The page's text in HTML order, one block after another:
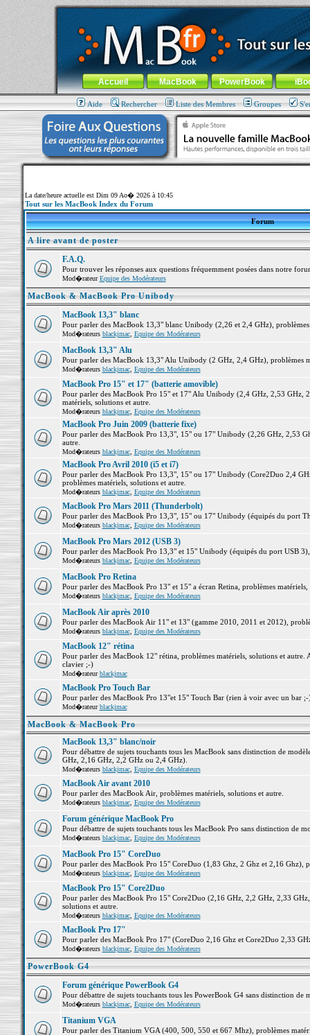
MacBook-fr.com : 100% Apple... 100% nomade !
Aller au contenu-Aller au menu général-Aller au menu de
Menu général
Accueil MacBook PowerBook
Aide Rechercher Liste des Membres Groupes
La date/heure actuelle est Dim 09 Ao� 2026 à 10:45
Tout sur les MacBook Index du Forum
Forum
A lire avant de poster
F.A.Q.
Pour trouver les réponses aux questions fréquemment posées dans notre
Mod�rateurEquipe des Modérateurs
MacBook & MacBook Pro Unibody
MacBook 13,3" blanc
Pour parler des MacBook 13,3" blanc Unibody (2,26 et 2,4 GHz),
Mod�rateurs blackjmac, Equipe des Modérateurs
MacBook 13,3" Alu
Pour parler des MacBook 13,3" Alu Unibody (2 GHz, 2,4 GHz), problèmes
Mod�rateurs blackjmac, Equipe des Modérateurs
MacBook Pro 15" et 17" (batterie amovible)
Pour parler des MacBook Pro 15" et 17" Alu Unibody (2,4 GHz, 2,53 GHz,
matériels, solutions et autre.
Mod�rateurs blackjmac, Equipe des Modérateurs
MacBook Pro Juin 2009 (batterie fixe)
Pour parler des MacBook Pro 13,3", 15" ou 17" Unibody (2,26 GHz, 2,53
autre.
Mod�rateurs blackjmac, Equipe des Modérateurs
MacBook Pro Avril 2010 (i5 et i7)
Pour parler des MacBook Pro 13,3", 15" ou 17" Unibody (Core2Duo 2,4
problèmes matériels, solutions et autre.
Mod�rateurs blackjmac, Equipe des Modérateurs
MacBook Pro Mars 2011 (Thunderbolt)
Pour parler des MacBook Pro 13,3", 15" ou 17" Unibody (équipés du port
Mod�rateurs blackjmac, Equipe des Modérateurs
MacBook Pro Mars 2012 (USB 3)
Pour parler des MacBook Pro 13,3" et 15" Unibody (équipés du port USB
Mod�rateurs blackjmac, Equipe des Modérateurs
MacBook Pro Retina
Pour parler des MacBook Pro 13" et 15" a écran Retina, problèmes matériels,
Mod�rateurs blackjmac, Equipe des Modérateurs
MacBook Air après 2010
Pour parler des MacBook Air 11" et 13" (gamme 2010, 2011 et 2012),
Mod�rateurs blackjmac, Equipe des Modérateurs
MacBook 12" rétina
Pour parler des MacBook 12" rétina, problèmes matériels, solutions et
clavier ;-)
Mod�rateurblackjmac
MacBook Pro Touch Bar
Pour parler des MacBook Pro 13"et 15" Touch Bar (rien à voir avec un bar
Mod�rateurblackjmac
MacBook & MacBook Pro
MacBook 13,3" blanc/noir
Pour débattre de sujets touchants tous les MacBook sans distinction de
GHz, 2,16 GHz, 2,2 GHz ou 2,4 GHz).
Mod�rateurs blackjmac, Equipe des Modérateurs
MacBook Air avant 2010
Pour parler des MacBook Air, problèmes matériels, solutions et autre.
Mod�rateurs blackjmac, Equipe des Modérateurs
Forum générique MacBook Pro
Pour débattre de sujets touchants tous les MacBook Pro sans distinction de
Mod�rateurs blackjmac, Equipe des Modérateurs
MacBook Pro 15" CoreDuo
Pour parler des MacBook Pro 15" CoreDuo (1,83 Ghz, 2 Ghz et 2,16 Ghz),
Mod�rateurs blackjmac, Equipe des Modérateurs
MacBook Pro 15" Core2Duo
Pour parler des MacBook Pro 15" Core2Duo (2,16 GHz, 2,2 GHz, 2,33
solutions et autre.
Mod�rateurs blackjmac, Equipe des Modérateurs
MacBook Pro 17"
Pour parler des MacBook Pro 17" (CoreDuo 2,16 Ghz et Core2Duo 2,33
Mod�rateurs blackjmac, Equipe des Modérateurs
PowerBook G4
Forum générique PowerBook G4
Pour débattre de sujets touchants tous les PowerBook G4 sans distinction de
Mod�rateurs blackjmac, Equipe des Modérateurs
Titanium VGA
Pour parler des Titanium VGA (400, 500, 550 et 667 Mhz), problèmes